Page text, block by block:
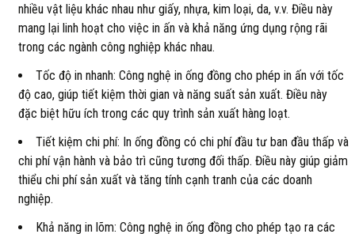
nhiều vật liệu khác nhau như giấy, nhựa, kim loại, da, v.v. Điều này
mang lại linh hoạt cho việc in ấn và khả năng ứng dụng rộng rãi
trong các ngành công nghiệp khác nhau.
Tốc độ in nhanh: Công nghệ in ống đồng cho phép in ấn với tốc
độ cao, giúp tiết kiệm thời gian và năng suất sản xuất. Điều này
đặc biệt hữu ích trong các quy trình sản xuất hàng loạt.
Tiết kiệm chi phí: In ống đồng có chi phí đầu tư ban đầu thấp và
chi phí vận hành và bảo trì cũng tương đối thấp. Điều này giúp giảm
thiểu chi phí sản xuất và tăng tính cạnh tranh của các doanh
nghiệp.
Khả năng in lõm: Công nghệ in ống đồng cho phép tạo ra các